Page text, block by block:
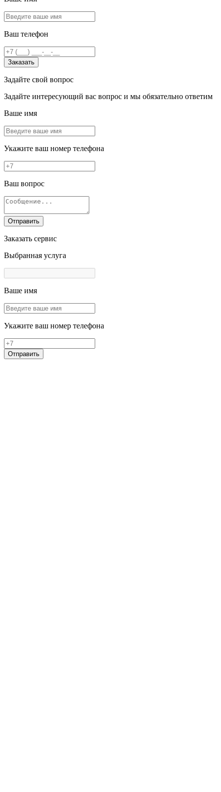
Ваш телефон
Заказать
Задайте свой вопрос
Задайте интересующий вас вопрос и мы обязательно ответим
Ваше имя
Укажите ваш номер телефона
Ваш вопрос
Отправить
Заказать сервис
Выбранная услуга
Ваше имя
Укажите ваш номер телефона
Отправить